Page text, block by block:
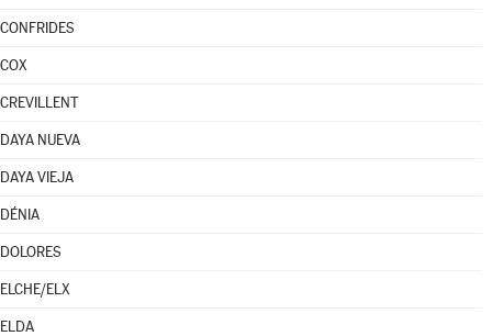
CONFRIDES
COX
CREVILLENT
DAYA NUEVA
DAYA VIEJA
DÉNIA
DOLORES
ELCHE/ELX
ELDA